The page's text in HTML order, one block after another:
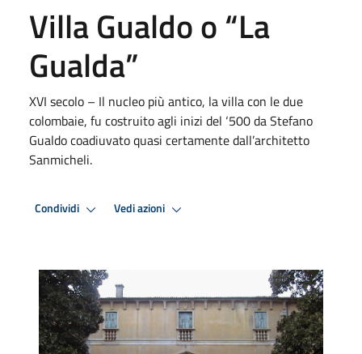
Villa Gualdo o “La
Gualda”
XVI secolo – Il nucleo più antico, la villa con le due
colombaie, fu costruito agli inizi del ‘500 da Stefano
Gualdo coadiuvato quasi certamente dall’architetto
Sanmicheli.
Condividi Vedi azioni